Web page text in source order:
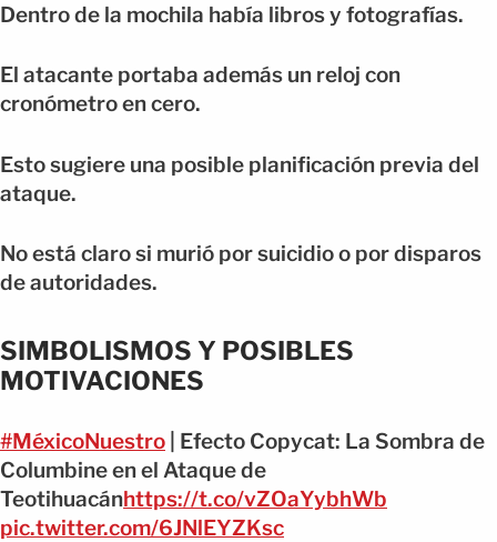
Dentro de la mochila había libros y fotografías.
El atacante portaba además un reloj con
cronómetro en cero.
Esto sugiere una posible planificación previa del
ataque.
No está claro si murió por suicidio o por disparos
de autoridades.
SIMBOLISMOS Y POSIBLES
MOTIVACIONES
#MéxicoNuestro | Efecto Copycat: La Sombra de
Columbine en el Ataque de
Teotihuacánhttps://t.co/vZOaYybhWb
pic.twitter.com/6JNlEYZKsc